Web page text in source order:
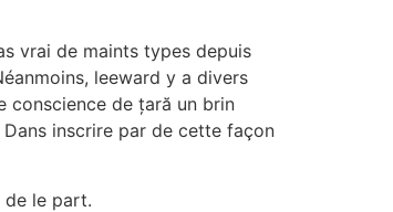
vrai de maints types depuis
leeward y a divers
conscience de țară un brin
inscrire par de cette façon
de le part.